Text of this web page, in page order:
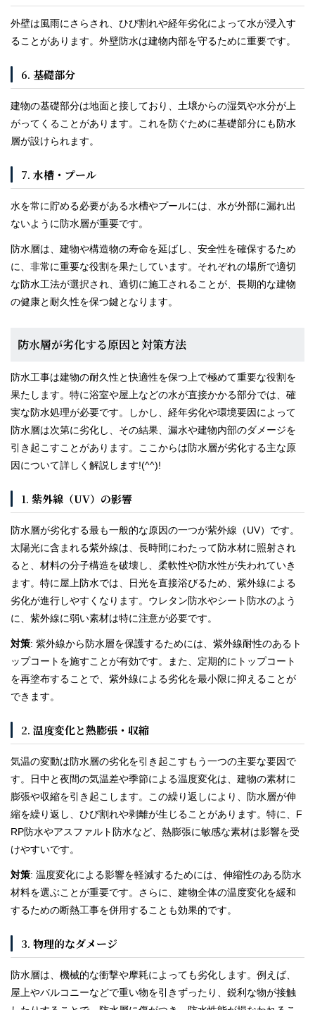
外壁は風雨にさらされ、ひび割れや経年劣化によって水が浸入す
ることがあります。外壁防水は建物内部を守るために重要です。
6. 基礎部分
建物の基礎部分は地面と接しており、土壌からの湿気や水分が上
がってくることがあります。これを防ぐために基礎部分にも防水
層が設けられます。
7. 水槽・プール
水を常に貯める必要がある水槽やプールには、水が外部に漏れ出
ないように防水層が重要です。
防水層は、建物や構造物の寿命を延ばし、安全性を確保するため
に、非常に重要な役割を果たしています。それぞれの場所で適切
な防水工法が選択され、適切に施工されることが、長期的な建物
の健康と耐久性を保つ鍵となります。
防水層が劣化する原因と対策方法
防水工事は建物の耐久性と快適性を保つ上で極めて重要な役割を
果たします。特に浴室や屋上などの水が直接かかる部分では、確
実な防水処理が必要です。しかし、経年劣化や環境要因によって
防水層は次第に劣化し、その結果、漏水や建物内部のダメージを
引き起こすことがあります。ここからは防水層が劣化する主な原
因について詳しく解説します!(^^)!
1. 紫外線（UV）の影響
防水層が劣化する最も一般的な原因の一つが紫外線（UV）です。
太陽光に含まれる紫外線は、長時間にわたって防水材に照射され
ると、材料の分子構造を破壊し、柔軟性や防水性が失われていき
ます。特に屋上防水では、日光を直接浴びるため、紫外線による
劣化が進行しやすくなります。ウレタン防水やシート防水のよう
に、紫外線に弱い素材は特に注意が必要です。
対策: 紫外線から防水層を保護するためには、紫外線耐性のあるト
ップコートを施すことが有効です。また、定期的にトップコート
を再塗布することで、紫外線による劣化を最小限に抑えることが
できます。
2. 温度変化と熱膨張・収縮
気温の変動は防水層の劣化を引き起こすもう一つの主要な要因で
す。日中と夜間の気温差や季節による温度変化は、建物の素材に
膨張や収縮を引き起こします。この繰り返しにより、防水層が伸
縮を繰り返し、ひび割れや剥離が生じることがあります。特に、F
RP防水やアスファルト防水など、熱膨張に敏感な素材は影響を受
けやすいです。
対策: 温度変化による影響を軽減するためには、伸縮性のある防水
材料を選ぶことが重要です。さらに、建物全体の温度変化を緩和
するための断熱工事を併用することも効果的です。
3. 物理的なダメージ
防水層は、機械的な衝撃や摩耗によっても劣化します。例えば、
屋上やバルコニーなどで重い物を引きずったり、鋭利な物が接触